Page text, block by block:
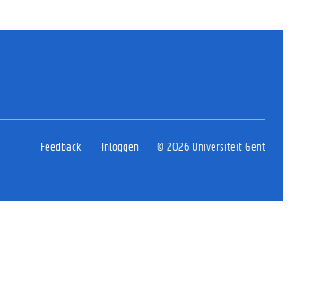
Feedback Inloggen © 2026 Universiteit Gent